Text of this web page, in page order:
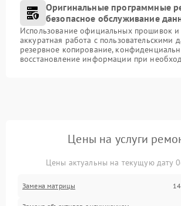
Оригинальные программные
безопасное обслуживание
Использование официальных прошивок и
аккуратная работа с пользовательскими
резервное копирование,
восстановление информации при
Цены на услуги
Цены актуальны на текущую дату
Замена матрицы